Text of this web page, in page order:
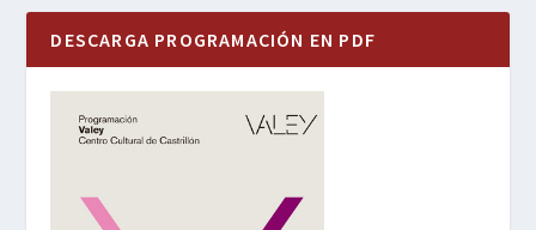
DESCARGA PROGRAMACIÓN EN PDF